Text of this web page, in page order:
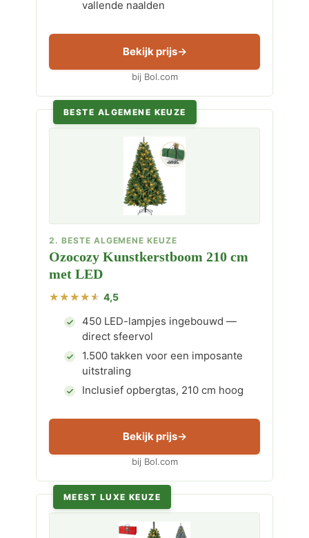
vallende naalden
Bekijk prijs
bij Bol.com
BESTE ALGEMENE KEUZE
2. BESTE ALGEMENE KEUZE
Ozocozy Kunstkerstboom 210 cm
met LED
4,5
450 LED-lampjes ingebouwd —
direct sfeervol
1.500 takken voor een imposante
uitstraling
Inclusief opbergtas, 210 cm hoog
Bekijk prijs
bij Bol.com
MEEST LUXE KEUZE